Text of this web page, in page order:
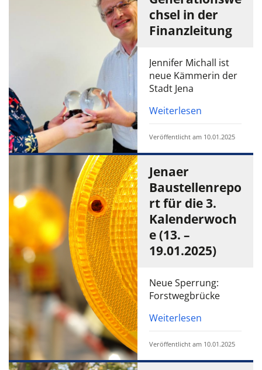
chsel in der
Finanzleitung
Jennifer Michall ist
neue Kämmerin der
Stadt Jena
Weiterlesen
Veröffentlicht am 10.01.2025
Jenaer
Baustellenrepo
rt für die 3.
Kalenderwoch
e (13. –
19.01.2025)
Neue Sperrung:
Forstwegbrücke
Weiterlesen
Veröffentlicht am 10.01.2025